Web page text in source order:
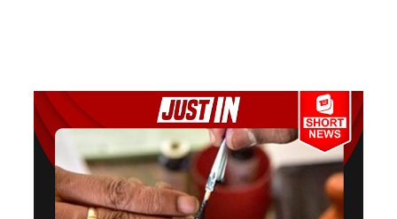
சிறைச்சா
லை
மோதல்:
சந்தேகநப
ர்கள் 62